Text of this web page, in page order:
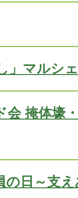
」マルシ
会 掩体壕
の日～支